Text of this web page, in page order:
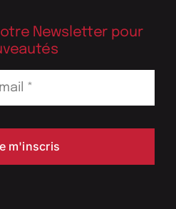
Newsletter pour
m'inscris